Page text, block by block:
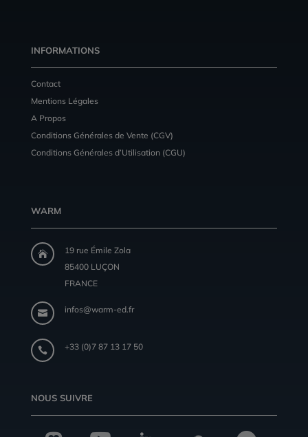
INFORMATIONS
Contact
Mentions Légales
A Propos
Conditions Générales de Vente (CGV)
Conditions Générales d’Utilisation (CGU)
WARM

19 rue Émile Zola
85400 LUÇON
FRANCE
 infos@warm-ed.fr
 +33 (0)7 87 13 17 50
NOUS SUIVRE